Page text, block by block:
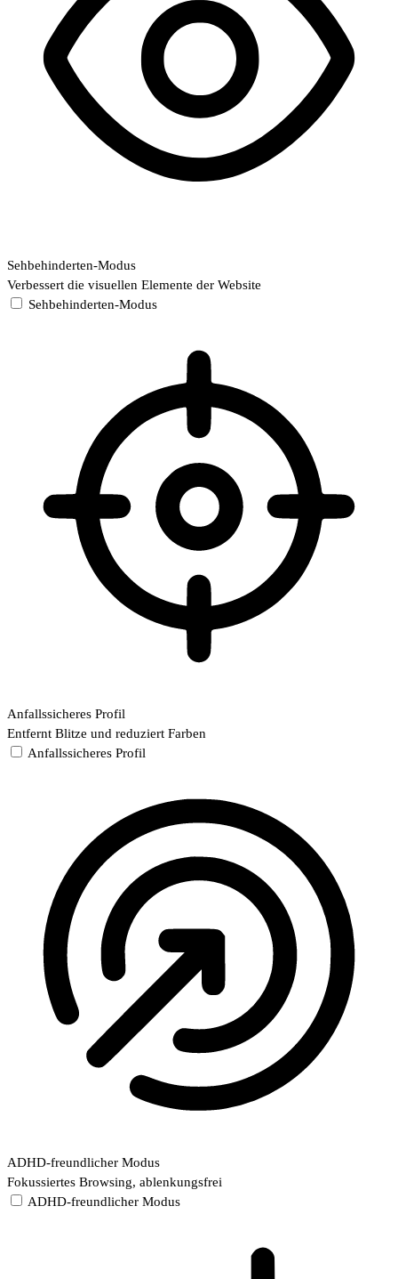
Sehbehinderten-Modus
Verbessert die visuellen Elemente der Website
Sehbehinderten-Modus
Anfallssicheres Profil
Entfernt Blitze und reduziert Farben
Anfallssicheres Profil
ADHD-freundlicher Modus
Fokussiertes Browsing, ablenkungsfrei
ADHD-freundlicher Modus